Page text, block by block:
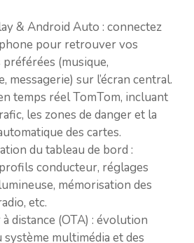
& Android Auto : connectez
pour retrouver vos
(musique,
messagerie) sur l’écran central.
temps réel TomTom, incluant
les zones de danger et la
des cartes.
du tableau de bord :
conducteur, réglages
mémorisation des
etc.
distance (OTA) : évolution
multimédia et des